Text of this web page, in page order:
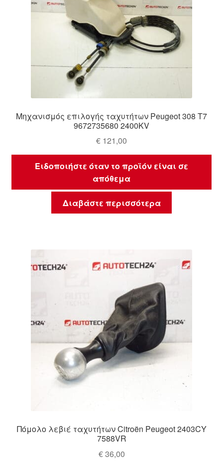
Μηχανισμός επιλογής ταχυτήτων Peugeot 308 T7
9672735680 2400KV
€ 121,00
Ειδοποιήστε όταν το προϊόν είναι σε
απόθεμα
Διαβάστε περισσότερα
Πόμολο λεβιέ ταχυτήτων Citroën Peugeot 2403CY
7588VR
€36,00